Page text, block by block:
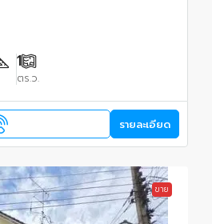
1
ตร.ว.
รายละเอียด
ขาย